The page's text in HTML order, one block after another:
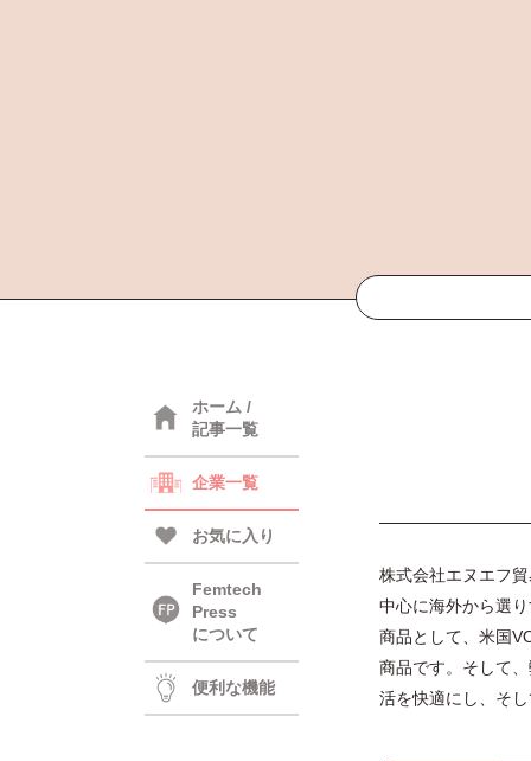
ホーム /
記事一覧
企業一覧
お気に入り
Femtech
Press
について
便利な機能
株式会社エヌエフ
中心に海外から選
商品として、米国
商品です。そして
活を快適にし、そ